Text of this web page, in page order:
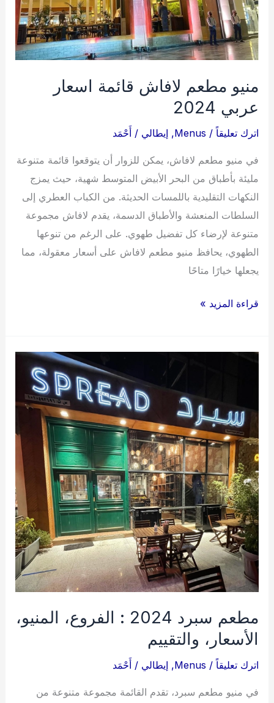
منيو مطعم لافاش قائمة اسعار
عربي 2024
اترك تعليقاً /
Menus
, إيطالي / أَحْمَد
في منيو مطعم لافاش، يمكن للزوار أن يتوقعوا قائمة متنوعة
مليئة بأطباق من البحر الأبيض المتوسط شهية، حيث يمزج
النكهات التقليدية باللمسات الحديثة. من الكباب العطري إلى
السلطات المنعشة والأطباق الدسمة، يقدم لافاش مجموعة
متنوعة لإرضاء كل تفضيل طهوي. على الرغم من تنوعها
الطهوي، يحافظ منيو مطعم لافاش على أسعار معقولة، مما
يجعلها خيارًا متاحًا
منيو
2024
قراءة المزيد »
مطعم سبرد 2024 : الفروع، المنيو،
الأسعار، والتقييم
اترك تعليقاً /
Menus
, إيطالي / أَحْمَد
في منيو مطعم سبرد، تقدم القائمة مجموعة متنوعة من